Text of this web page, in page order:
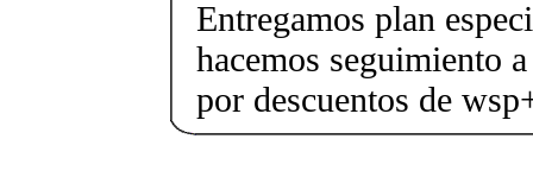
Entregamos plan
hacemos seguimiento
por descuentos de